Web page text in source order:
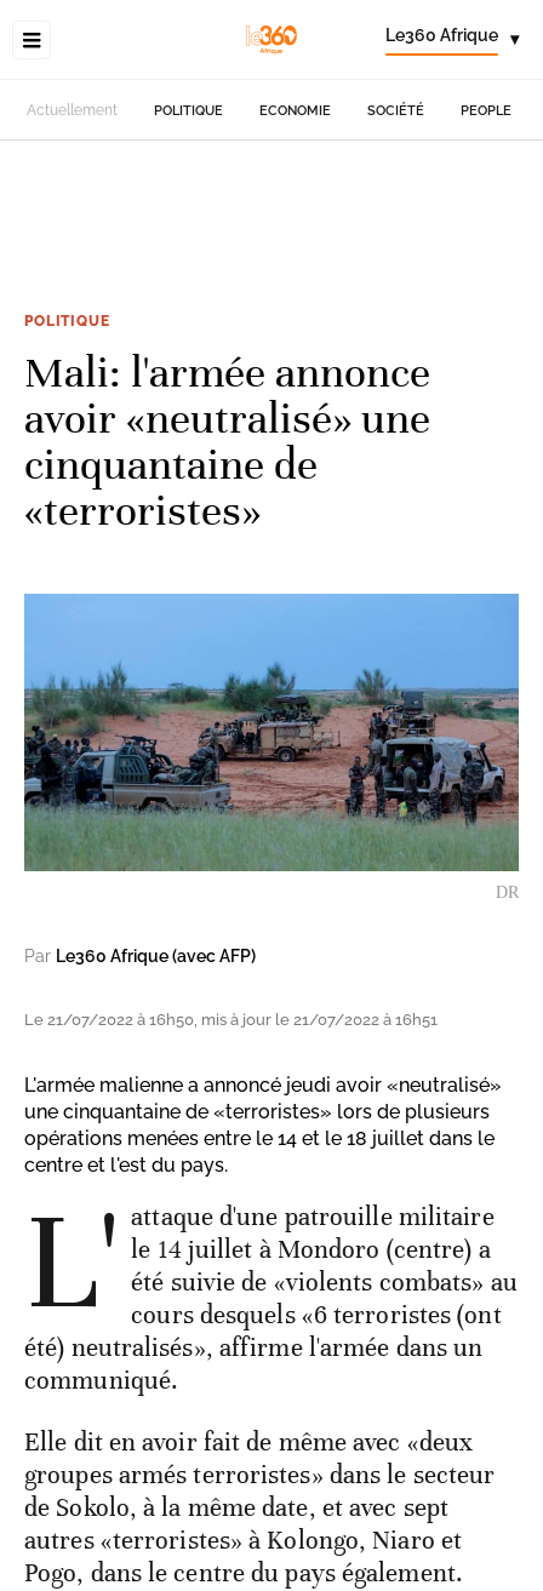
Le360 Afrique ▾
Actuellement POLITIQUE ECONOMIE SOCIÉTÉ PEOPLE
POLITIQUE
Mali: l'armée annonce
avoir «neutralisé» une
cinquantaine de
«terroristes»
DR
Par Le360 Afrique (avec AFP)
Le 21/07/2022 à 16h50, mis à jour le 21/07/2022 à 16h51
L'armée malienne a annoncé jeudi avoir «neutralisé»
une cinquantaine de «terroristes» lors de plusieurs
opérations menées entre le 14 et le 18 juillet dans le
centre et l'est du pays.
L' attaque d'une patrouille militaire
le 14 juillet à Mondoro (centre) a
été suivie de «violents combats» au
cours desquels «6 terroristes (ont
été) neutralisés», affirme l'armée dans un
communiqué.
Elle dit en avoir fait de même avec «deux
groupes armés terroristes» dans le secteur
de Sokolo, à la même date, et avec sept
autres «terroristes» à Kolongo, Niaro et
Pogo, dans le centre du pays également.